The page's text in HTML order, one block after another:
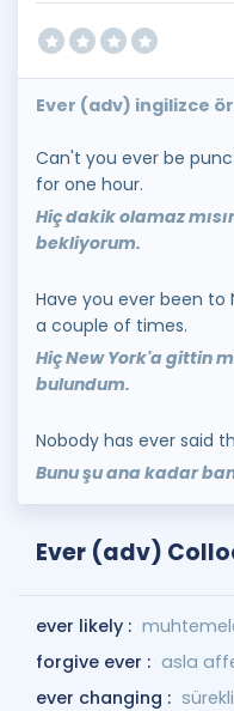
Ever (adv) ingilizce
Can't you ever be
for one hour.
Hiç dakik olamaz
bekliyorum.
Have you ever been to
a couple of times.
Hiç New York'a gittin
bulundum.
Nobody has ever said
Bunu şu ana kadar
Ever (adv)
ever likely :
forgive ever : asla
ever changing :